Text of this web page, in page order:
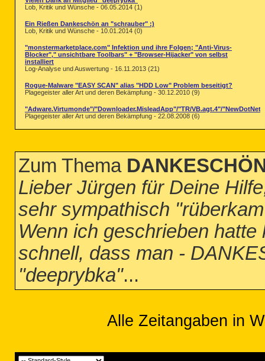
Lob, Kritik und Wünsche - 06.05.2014 (1)
Ein Rießen Dankeschön an "schrauber" :)
Lob, Kritik und Wünsche - 10.01.2014 (0)
"monstermarketplace.com" Infektion und ihre Folgen; "Anti-Virus-
Blocker"," unsichtbare Toolbars" + "Browser-Hijacker" von selbst
installiert
Log-Analyse und Auswertung - 16.11.2013 (21)
Rogue-Malware "EASY SCAN" alias "HDD Low" Problem beseitigt?
Plagegeister aller Art und deren Bekämpfung - 30.12.2010 (9)
"Adware.Virtumonde"/"Downloader.MisleadApp"/"TR/VB.agt.4"/
Plagegeister aller Art und deren Bekämpfung - 22.08.2008 (6)
Zum Thema
Lieber Jürgen für Deine
sehr sympathisch
Wenn ich geschrieben
schnell, dass man -
"deeprybka"...
Alle Zeitangaben in